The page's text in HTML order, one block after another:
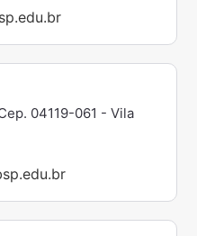
04119-061 - Vila